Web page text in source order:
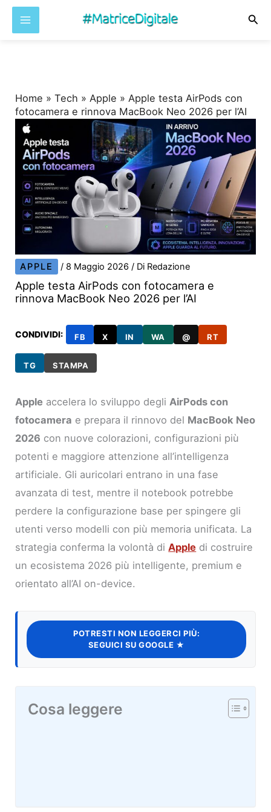
Home »Tech »Apple »Apple testa AirPods con
fotocamera e rinnova MacBook Neo 2026 per l’AI
APPLE / 8 Maggio 2026/ Di Redazione
Apple testa AirPods con fotocamera e
rinnova MacBook Neo 2026 per l’AI
CONDIVIDI: FB X IN WA @ RT
TG STAMPA
Apple accelera lo sviluppo degli AirPods con
fotocamera e prepara il rinnovo del MacBook Neo
2026 con nuove colorazioni, configurazioni più
potenti e maggiore attenzione all’intelligenza
artificiale. Gli auricolari entrano in una fase
avanzata di test, mentre il notebook potrebbe
perdere la configurazione base per spingere gli
utenti verso modelli con più memoria unificata. La
strategia conferma la volontà diApple di costruire
un ecosistema 2026 più intelligente, premium e
orientato all’AI on-device.
POTRESTI NON LEGGERCI PIÙ:
SEGUICI SU GOOGLE ★
Cosa leggere